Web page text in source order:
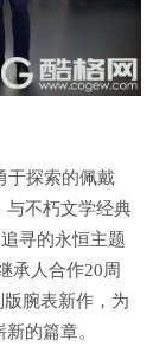
于探索的佩戴
与不朽文学经典
寻的永恒主题
承人合作20周
腕表新作，为
的篇章。